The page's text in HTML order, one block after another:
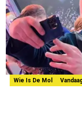
Wie Is De Mol